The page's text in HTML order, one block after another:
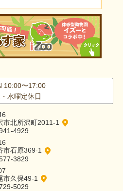
10:00〜17:00
水曜定休日
市北所沢町2011-1
4929
市石原369-1
3829
市久保49-1
5029